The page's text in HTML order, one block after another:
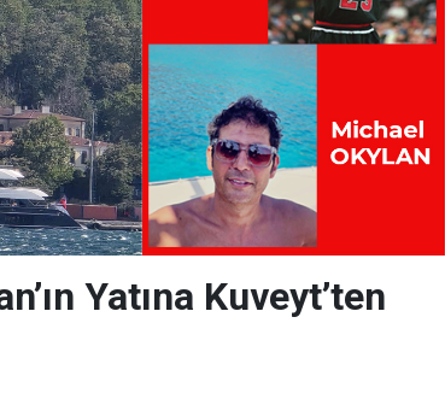
Yatına Kuveyt’ten